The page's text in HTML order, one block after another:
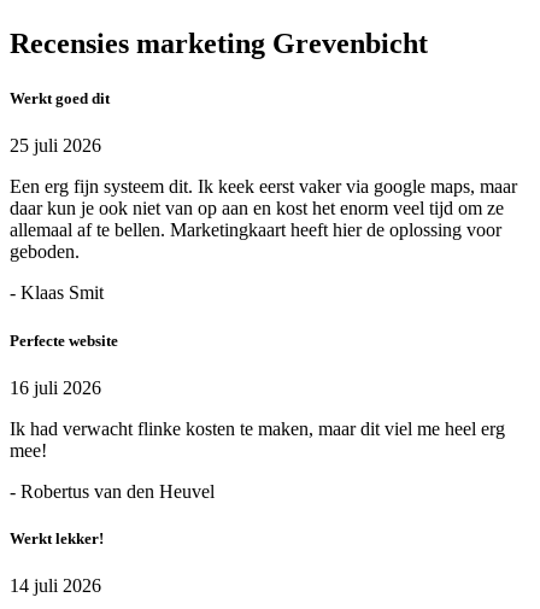
Recensies marketing Grevenbicht
Werkt goed dit
25 juli 2026
Een erg fijn systeem dit. Ik keek eerst vaker via google maps, maar
daar kun je ook niet van op aan en kost het enorm veel tijd om ze
allemaal af te bellen. Marketingkaart heeft hier de oplossing voor
geboden.
- Klaas Smit
Perfecte website
16 juli 2026
Ik had verwacht flinke kosten te maken, maar dit viel me heel erg
mee!
- Robertus van den Heuvel
Werkt lekker!
14 juli 2026